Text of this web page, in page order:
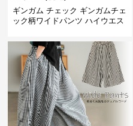
ギンガム チェック ギンガムチェ
ック柄ワイドパンツ ハイウエス